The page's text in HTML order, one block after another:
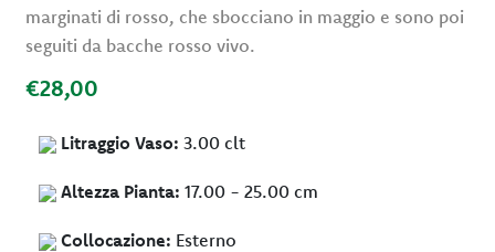
marginati di rosso, che sbocciano in maggio e sono poi
seguiti da bacche rosso vivo.
€28,00
Litraggio Vaso: 3.00 clt
Altezza Pianta: 17.00 - 25.00 cm
Collocazione: Esterno